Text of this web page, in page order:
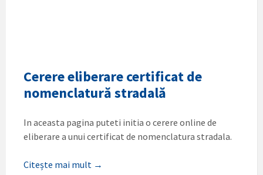
Cerere eliberare certificat de
nomenclatură stradală
In aceasta pagina puteti initia o cerere online de
eliberare a unui certificat de nomenclatura stradala.
Citește mai mult →